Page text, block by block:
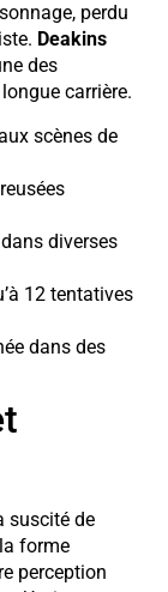
perdu
Deakins
des
carrière.
scènes de
diverses
12 tentatives
dans des
suscité de
forme
perception